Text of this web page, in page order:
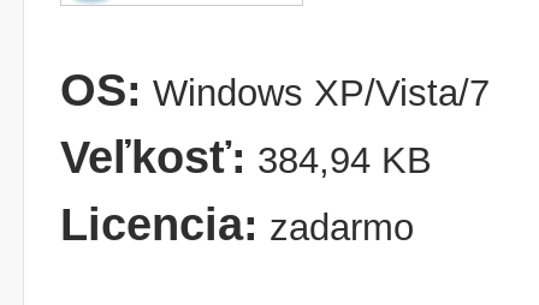
OS: Windows XP/Vista/7
Veľkosť: 384,94 KB
Licencia: zadarmo